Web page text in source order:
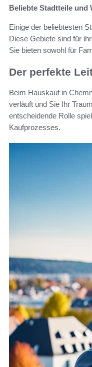
Beliebte Stadtteile und
Einige der beliebtesten
Diese Gebiete sind für
Sie bieten sowohl für
Der perfekte
Beim Hauskauf in
verläuft und Sie Ihr
entscheidende Rolle
Kaufprozesses.